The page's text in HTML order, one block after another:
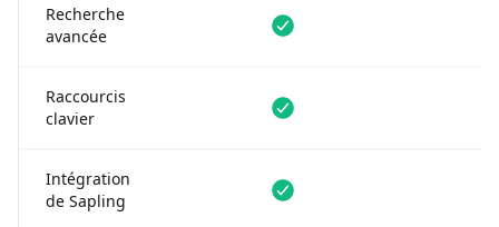
Recherche
avancée
Disponible
Raccourcis
clavier
Disponible
Intégration
de Sapling
Disponible